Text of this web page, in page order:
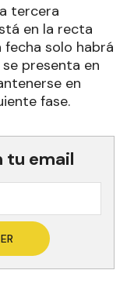
tercera
en la recta
solo habrá
presenta en
en
fase.
tu email